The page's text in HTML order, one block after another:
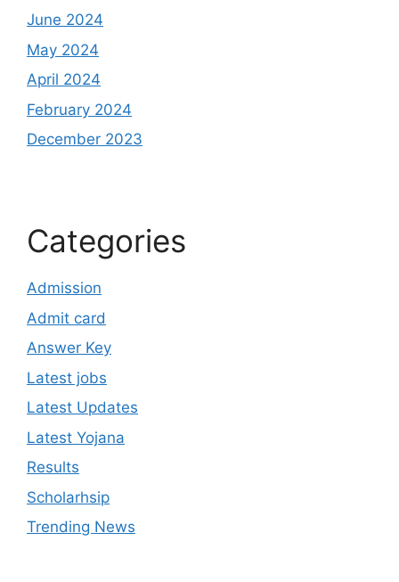
June 2024
May 2024
April 2024
February 2024
December 2023
Categories
Admission
Admit card
Answer Key
Latest jobs
Latest Updates
Latest Yojana
Results
Scholarhsip
Trending News